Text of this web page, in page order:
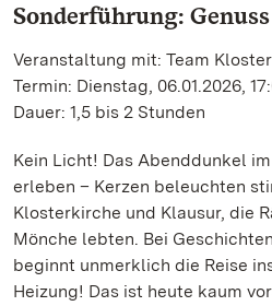
Sonderführung:
Veranstaltung mit: Team
Termin: Dienstag, 06.01.2026,
Dauer: 1,5 bis 2 Stunden
Kein Licht! Das Abenddunkel
erleben – Kerzen beleuchten
Klosterkirche und Klausur, die
Mönche lebten. Bei
beginnt unmerklich die Reise
Heizung! Das ist heute kaum